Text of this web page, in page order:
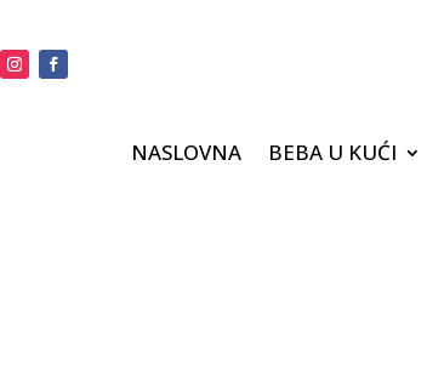
NASLOVNA BEBA U KUĆI